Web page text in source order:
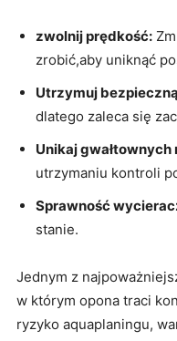
zwolnij prędkość:
‍zrobić,aby‌ uniknąć
Utrzymuj
dlatego zaleca ​się
Unikaj gwałtownych
utrzymaniu kontroli
Sprawność
stanie.
Jednym z
w którym​ opona traci
ryzyko aquaplaningu,